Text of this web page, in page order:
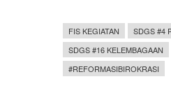
FIS KEGIATAN
SDGS #4
SDGS #16 KELEMBAGAAN
#REFORMASIBIROKRASI